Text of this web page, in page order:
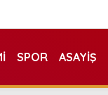
SPOR ASAYIŞ